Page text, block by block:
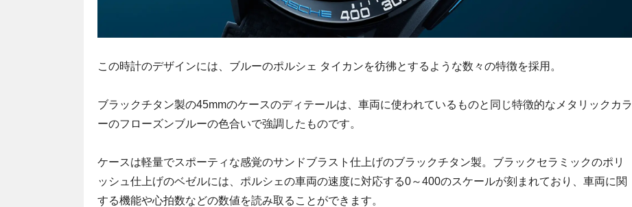
この時計のデザインには、ブルーのポルシェ タイカンを彷彿とするような数々の特徴を採用。
ブラックチタン製の45mmのケースのディテールは、車両に使われているものと同じ特徴的なメタリックカラ
ーのフローズンブルーの色合いで強調したものです。
ケースは軽量でスポーティな感覚のサンドブラスト仕上げのブラックチタン製。ブラックセラミックのポリ
ッシュ仕上げのベゼルには、ポルシェの車両の速度に対応する0～400のスケールが刻まれており、車両に関
する機能や心拍数などの数値を読み取ることができます。